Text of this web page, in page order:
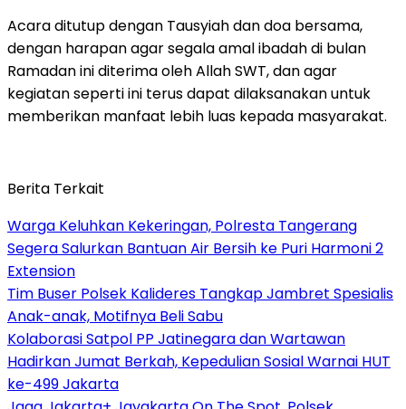
Acara ditutup dengan Tausyiah dan doa bersama,
dengan harapan agar segala amal ibadah di bulan
Ramadan ini diterima oleh Allah SWT, dan agar
kegiatan seperti ini terus dapat dilaksanakan untuk
memberikan manfaat lebih luas kepada masyarakat.
Berita Terkait
Warga Keluhkan Kekeringan, Polresta Tangerang
Segera Salurkan Bantuan Air Bersih ke Puri Harmoni 2
Extension
Tim Buser Polsek Kalideres Tangkap Jambret Spesialis
Anak-anak, Motifnya Beli Sabu
Kolaborasi Satpol PP Jatinegara dan Wartawan
Hadirkan Jumat Berkah, Kepedulian Sosial Warnai HUT
ke-499 Jakarta